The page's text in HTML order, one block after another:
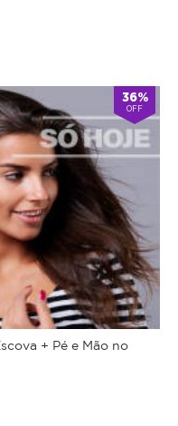
36%
OFF
+ Pé e Mão no